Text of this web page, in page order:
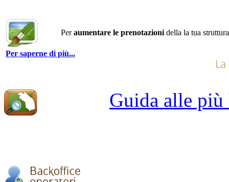
Peraumentare le prenotazioni della la tua
Per saperne di più...
Guida alle più